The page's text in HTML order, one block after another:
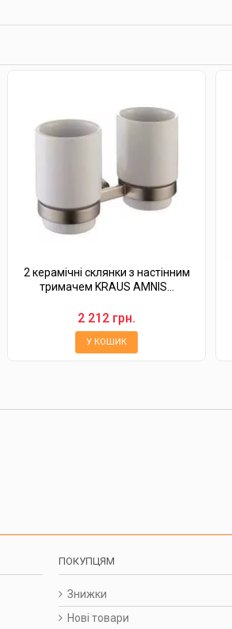
2 керамічні склянки з настінним
тримачем KRAUS AMNIS...
2 212 грн.
У КОШИК
ПОКУПЦЯМ
Знижки
Нові товари